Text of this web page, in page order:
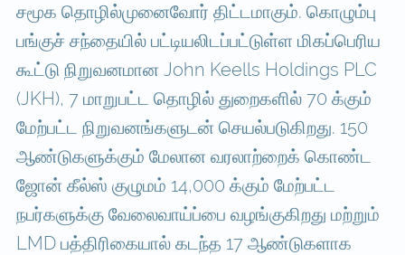
சமூக தொழில்முனைவோர் திட்டமாகும். கொழும்பு
பங்குச் சந்தையில் பட்டியலிடப்பட்டுள்ள மிகப்பெரிய
கூட்டு நிறுவனமான John Keells Holdings PLC
(JKH), 7 மாறுபட்ட தொழில் துறைகளில் 70 க்கும்
மேற்பட்ட நிறுவனங்களுடன் செயல்படுகிறது. 150
ஆண்டுகளுக்கும் மேலான வரலாற்றைக் கொண்ட
ஜோன் கீல்ஸ் குழுமம் 14,000 க்கும் மேற்பட்ட
நபர்களுக்கு வேலைவாய்ப்பை வழங்குகிறது மற்றும்
LMD பத்திரிகையால் கடந்த 17 ஆண்டுகளாக